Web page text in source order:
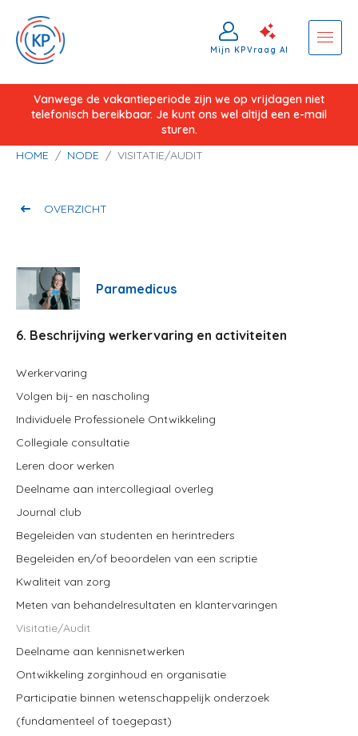
Overslaan
gaan
Vanwege de vakantieperiode zijn we op vrijdagen niet
telefonisch bereikbaar. Je kunt ons wel altijd een e-mail
sturen.
Mijn KPVraag AI
Kruimelpad
HOME NODE VISITATIE/AUDIT
OVERZICHT
Paramedicus
6. Beschrijving werkervaring en activiteiten
Werkervaring
Volgen bij- en nascholing
Individuele Professionele Ontwikkeling
Collegiale consultatie
Leren door werken
Deelname aan intercollegiaal overleg
Journal club
Begeleiden van studenten en herintreders
Begeleiden en/of beoordelen van een scriptie
Kwaliteit van zorg
Meten van behandelresultaten en klantervaringen
Visitatie/Audit
Deelname aan kennisnetwerken
Ontwikkeling zorginhoud en organisatie
Participatie binnen wetenschappelijk onderzoek
(fundamenteel of toegepast)